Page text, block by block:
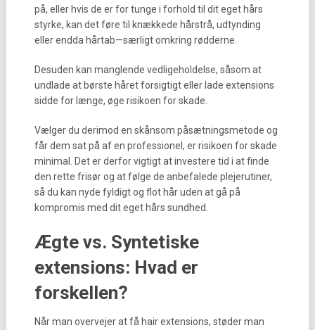
på, eller hvis de er for tunge i forhold til dit eget hårs
styrke, kan det føre til knækkede hårstrå, udtynding
eller endda hårtab—særligt omkring rødderne.
Desuden kan manglende vedligeholdelse, såsom at
undlade at børste håret forsigtigt eller lade extensions
sidde for længe, øge risikoen for skade.
Vælger du derimod en skånsom påsætningsmetode og
får dem sat på af en professionel, er risikoen for skade
minimal. Det er derfor vigtigt at investere tid i at finde
den rette frisør og at følge de anbefalede plejerutiner,
så du kan nyde fyldigt og flot hår uden at gå på
kompromis med dit eget hårs sundhed.
Ægte vs. Syntetiske
extensions: Hvad er
forskellen?
Når man overvejer at få hair extensions, støder man